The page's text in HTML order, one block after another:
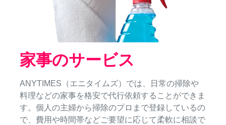
家事のサービス
ANYTIMES（エニタイムズ）では、日常の掃除や
料理などの家事を格安で代行依頼することができま
す。個人の主婦から掃除のプロまで登録しているの
で、費用や時間帯などご要望に応じて柔軟に相談で